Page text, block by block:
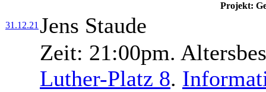
Projekt:
31.12.21 Jens Staude
Zeit: 21:00pm.
Luther-Platz 8.